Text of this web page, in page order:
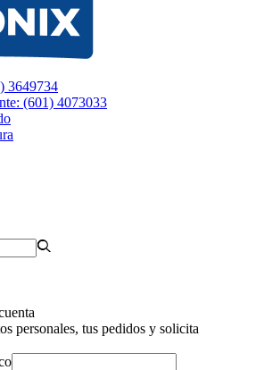
3649734
(601) 4073033
personales, tus pedidos y solicita